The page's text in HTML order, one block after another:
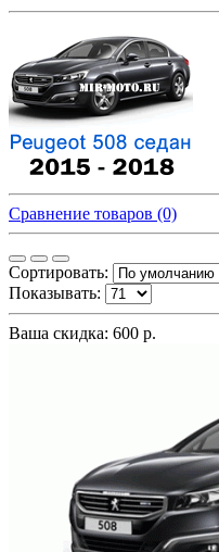
Сравнение товаров (0)
Сортировать:
Показывать:
Ваша скидка: 600 р.